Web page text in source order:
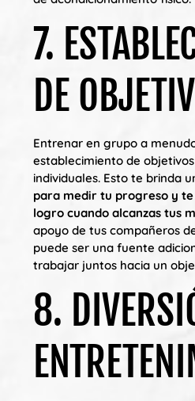
7.
DE
Entrenar en grupo a
establecimiento de
individuales. Esto te brinda
para medir tu progreso y
logro cuando alcanzas tus
apoyo de tus compañeros
puede ser una fuente
trabajar juntos hacia un
8.